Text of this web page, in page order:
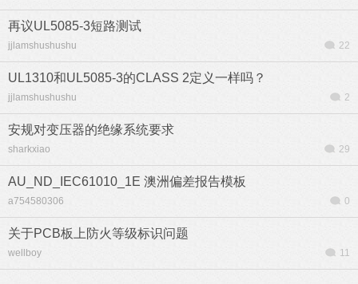
再议UL5085-3短路测试
jjlamshushushu 22
UL1310和UL5085-3的CLASS 2定义一样吗？
jjlamshushushu 2
安规对变压器的绝缘系统要求
sharkxiao 29
AU_ND_IEC61010_1E 澳洲偏差报告模板
a754580306 0
关于PCB板上防火等级标识问题
wellboy 11